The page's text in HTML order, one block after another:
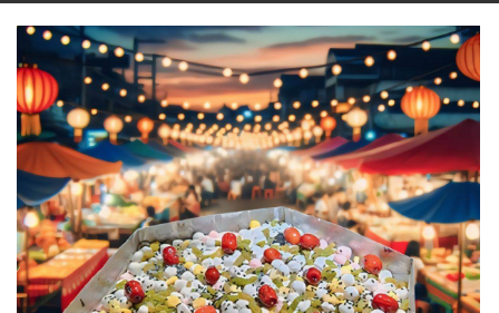
記住我
忘記密碼 註冊
網紅媽咪蛋糕心得分享
粉絲好康
加入甜點廚師接單平台